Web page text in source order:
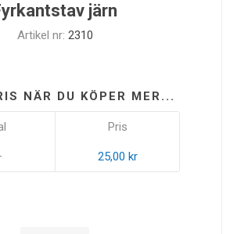
järn
Artikel nr: 2310
NÄR DU KÖPER MER...
Pris
25,00 kr